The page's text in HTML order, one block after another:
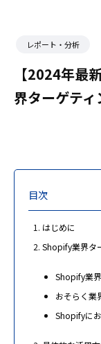
レポート・分析
【2024年最
界ターゲテ
目次
はじめに
Shopify業界タ
Shopify業
おそらく業
Shopifyに